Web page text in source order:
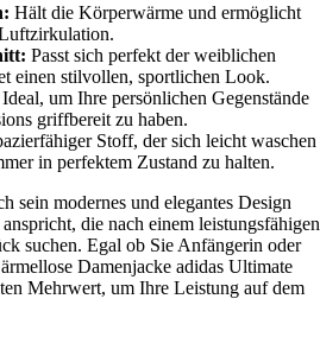
Hält die Körperwärme und ermöglicht
Passt sich perfekt der weiblichen
einen stilvollen, sportlichen Look.
Ideal, um Ihre persönlichen Gegenstände
griffbereit zu haben.
Stoff, der sich leicht waschen
in perfektem Zustand zu halten.
sein modernes und elegantes Design
die nach einem leistungsfähigen
suchen. Egal ob Sie Anfängerin oder
Damenjacke adidas Ultimate
Mehrwert, um Ihre Leistung auf dem